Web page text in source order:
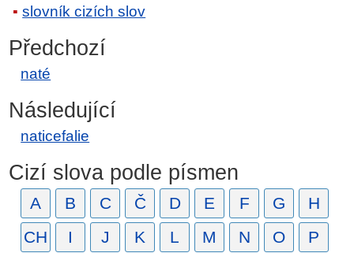
slovník cizích slov
Předchozí
naté
Následující
naticefalie
Cizí slova podle písmen
A B C Č D E F G
H
CH
I J K L M N O
P